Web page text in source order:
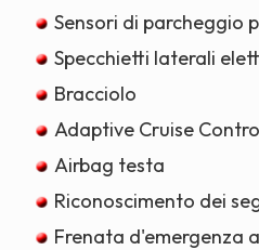
Sensori di parcheggio
Specchietti laterali
Bracciolo
Adaptive Cruise
Airbag testa
Riconoscimento dei
Frenata d'emergenza